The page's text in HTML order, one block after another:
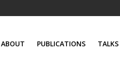
ABOUT PUBLICATIONS TALKS